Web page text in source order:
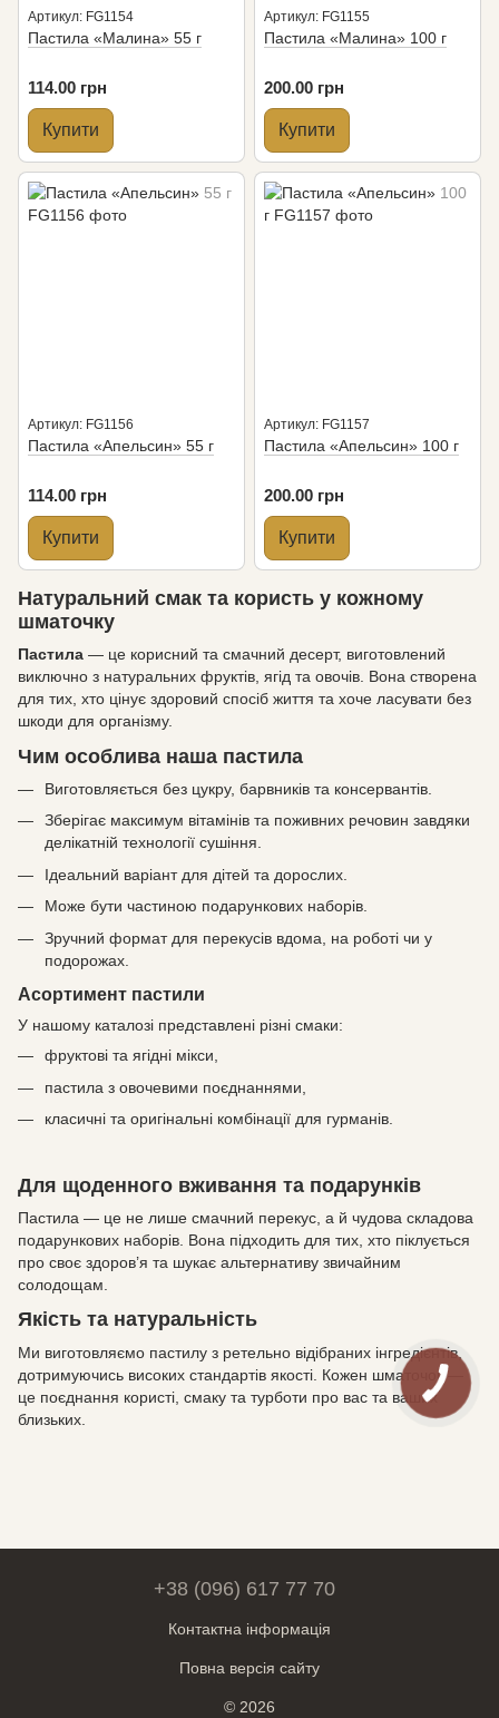
Артикул: FG1154
Пастила «Малина» 55 г
114.00 грн
Купити
Артикул: FG1155
Пастила «Малина» 100 г
200.00 грн
Купити
Артикул: FG1156
Пастила «Апельсин» 55 г
114.00 грн
Купити
Артикул: FG1157
Пастила «Апельсин» 100 г
200.00 грн
Купити
Натуральний смак та користь у кожному
шматочку
Пастила — це корисний та смачний десерт, виготовлений
виключно з натуральних фруктів, ягід та овочів. Вона створена
для тих, хто цінує здоровий спосіб життя та хоче ласувати без
шкоди для організму.
Чим особлива наша пастила
Виготовляється без цукру, барвників та консервантів.
Зберігає максимум вітамінів та поживних речовин завдяки
делікатній технології сушіння.
Ідеальний варіант для дітей та дорослих.
Може бути частиною подарункових наборів.
Зручний формат для перекусів вдома, на роботі чи у
подорожах.
Асортимент пастили
У нашому каталозі представлені різні смаки:
фруктові та ягідні мікси,
пастила з овочевими поєднаннями,
класичні та оригінальні комбінації для гурманів.
Для щоденного вживання та подарунків
Пастила — це не лише смачний перекус, а й чудова складова
подарункових наборів. Вона підходить для тих, хто піклується
про своє здоров’я та шукає альтернативу звичайним
солодощам.
Якість та натуральність
Ми виготовляємо пастилу з ретельно відібраних інгредієнтів,
дотримуючись високих стандартів якості. Кожен шматочок —
це поєднання користі, смаку та турботи про вас та ваших
близьких.
+38 (096) 617 77 70
Контактна інформація
Повна версія сайту
© 2026